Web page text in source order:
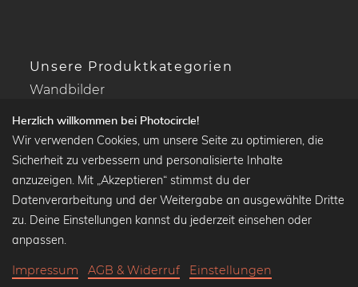
Unsere Produktkategorien
Wandbilder
Kalender
Beliebte Kollektionen
Wandbilder in schwarz-weiß
Klassiker der Kunstgeschichte
Herzlich willkommen bei Photocircle!
Wir verwenden Cookies, um unsere Seite zu optimieren, die
Sicherheit zu verbessern und personalisierte Inhalte
anzuzeigen. Mit „Akzeptieren“ stimmst du der
Datenverarbeitung und der Weitergabe an ausgewählte Dritte
zu. Deine Einstellungen kannst du jederzeit einsehen oder
anpassen.
Impressum AGB & Widerruf Einstellungen